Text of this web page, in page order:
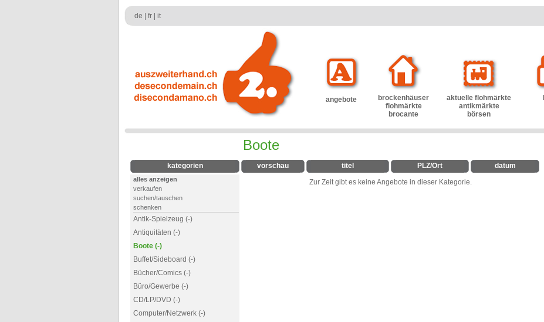
de fr it
angebote
brockenhäuser
flohmärkte
brocante
aktuelle flohmärkte
antikmärkte
börsen
Boote
kategorien
alles anzeigen
verkaufen
suchen/tauschen
schenken
Antik-Spielzeug (-)
Antiquitäten (-)
Boote (-)
Buffet/Sideboard (-)
Bücher/Comics (-)
Büro/Gewerbe (-)
CD/LP/DVD (-)
Computer/Netzwerk (-)
vorschau titel PLZ/Ort
datum
Zur Zeit gibt es keine Angebote in dieser Kategorie.